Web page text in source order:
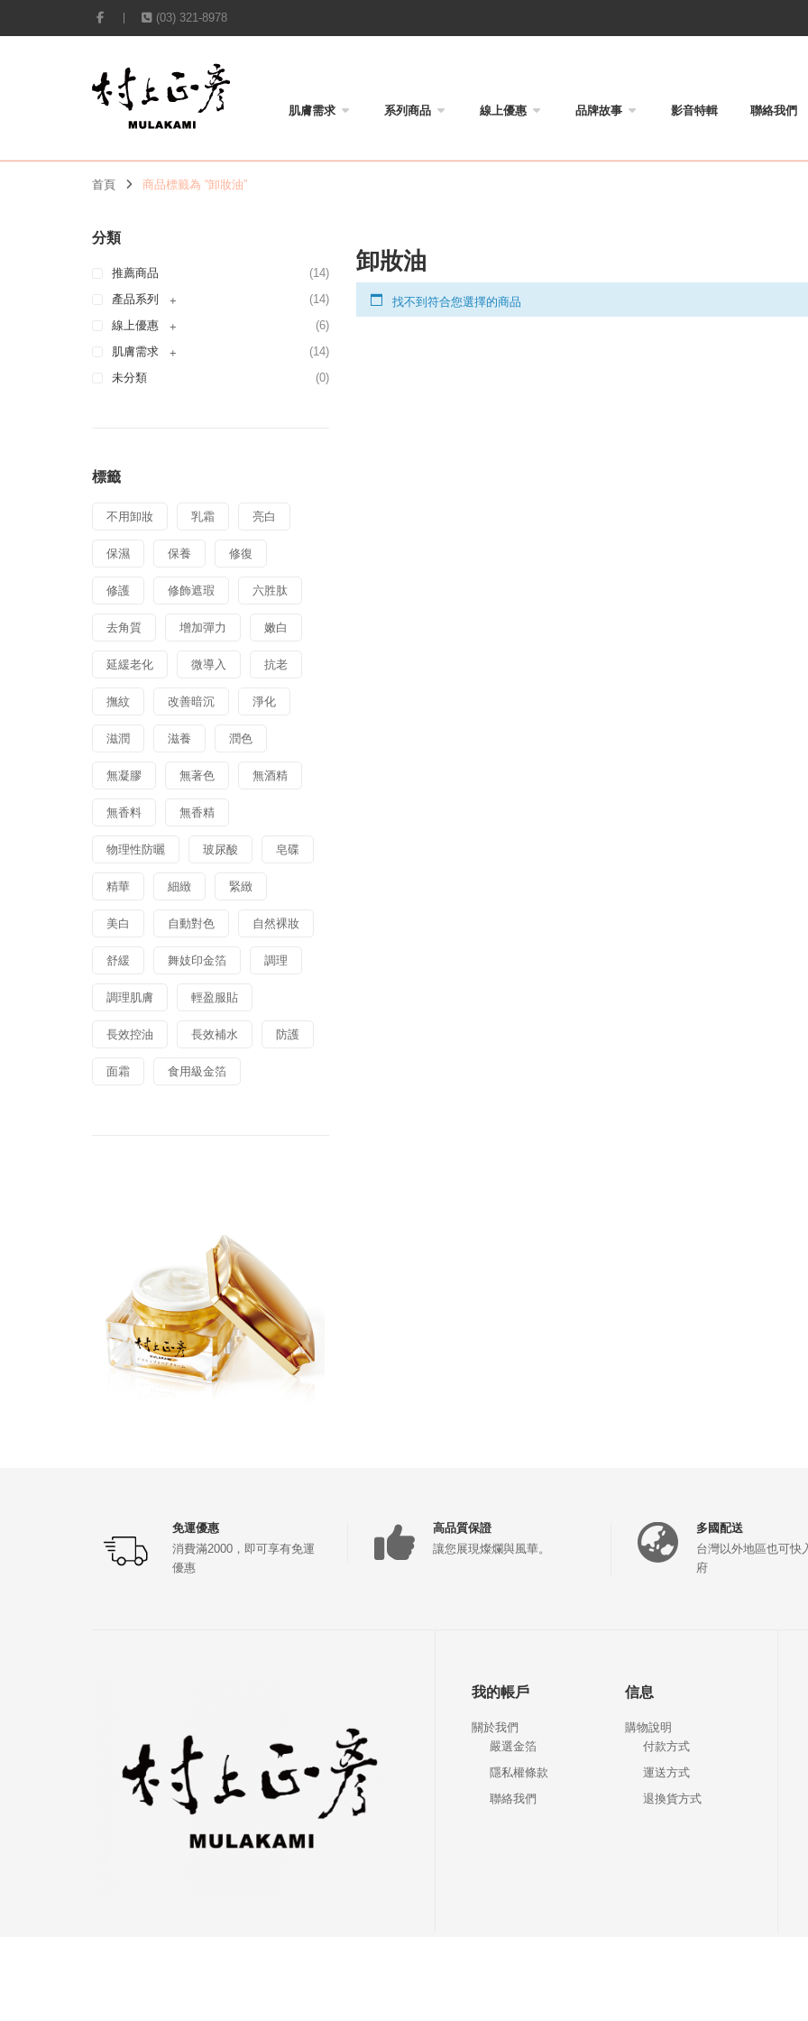
(03) 321-8978
肌膚需求 系列商品 線上優惠 品牌故事 影音特輯 聯絡我們
首頁 商品標籤為 “卸妝油”
分類
推薦商品
(14)
產品系列
+
(14)
線上優惠
+
(6)
肌膚需求
+
(14)
未分類
(0)
標籤
不用卸妝 乳霜 亮白
保濕 保養 修復
修護 修飾遮瑕 六胜肽
去角質 增加彈力 嫩白
延緩老化 微導入 抗老
撫紋 改善暗沉 淨化
滋潤 滋養 潤色
無凝膠 無著色 無酒精
無香料 無香精
物理性防曬 玻尿酸 皂碟
精華 細緻 緊緻
美白 自動對色 自然裸妝
舒緩 舞妓印金箔 調理
調理肌膚 輕盈服貼
長效控油 長效補水 防護
面霜 食用級金箔
卸妝油
找不到符合您選擇的商品
免運優惠
消費滿2000，即可享有免運
優惠
高品質保證
讓您展現燦爛與風華。
多國配送
台灣以外地區也可快
府
我的帳戶
關於我們
嚴選金箔
隱私權條款
聯絡我們
信息
購物說明
付款方式
運送方式
退換貨方式